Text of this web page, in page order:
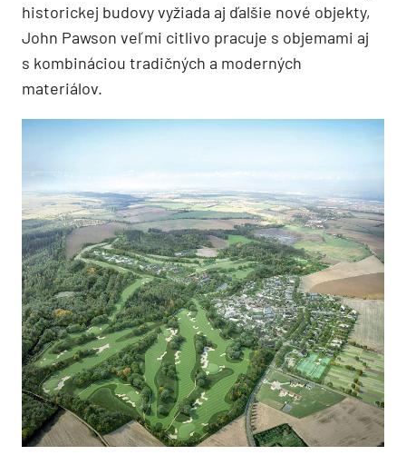
historickej budovy vyžiada aj ďalšie nové objekty,
John Pawson veľmi citlivo pracuje s objemami aj
s kombináciou tradičných a moderných
materiálov.